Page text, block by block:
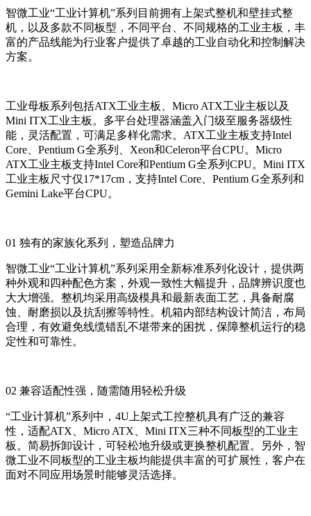
智微工业“工业计算机”系列目前拥有上架式整机和壁挂式整
机，以及多款不同板型，不同平台、不同规格的工业主板，丰
富的产品线能为行业客户提供了卓越的工业自动化和控制解决
方案。
工业母板系列包括ATX工业主板、Micro ATX工业主板以及
Mini ITX工业主板。多平台处理器涵盖入门级至服务器级性
能，灵活配置，可满足多样化需求。ATX工业主板支持Intel
Core、Pentium G全系列、Xeon和Celeron平台CPU。Micro
ATX工业主板支持Intel Core和Pentium G全系列CPU。Mini ITX
工业主板尺寸仅17*17cm，支持Intel Core、Pentium G全系列和
Gemini Lake平台CPU。
01 独有的家族化系列，塑造品牌力
智微工业“工业计算机”系列采用全新标准系列化设计，提供两
种外观和四种配色方案，外观一致性大幅提升，品牌辨识度也
大大增强。整机均采用高级模具和最新表面工艺，具备耐腐
蚀、耐磨损以及抗刮擦等特性。机箱内部结构设计简洁，布局
合理，有效避免线缆错乱不堪带来的困扰，保障整机运行的稳
定性和可靠性。
02 兼容适配性强，随需随用轻松升级
“工业计算机”系列中，4U上架式工控整机具有广泛的兼容
性，适配ATX、Micro ATX、Mini ITX三种不同板型的工业主
板。简易拆卸设计，可轻松地升级或更换整机配置。另外，智
微工业不同板型的工业主板均能提供丰富的可扩展性，客户在
面对不同应用场景时能够灵活选择。